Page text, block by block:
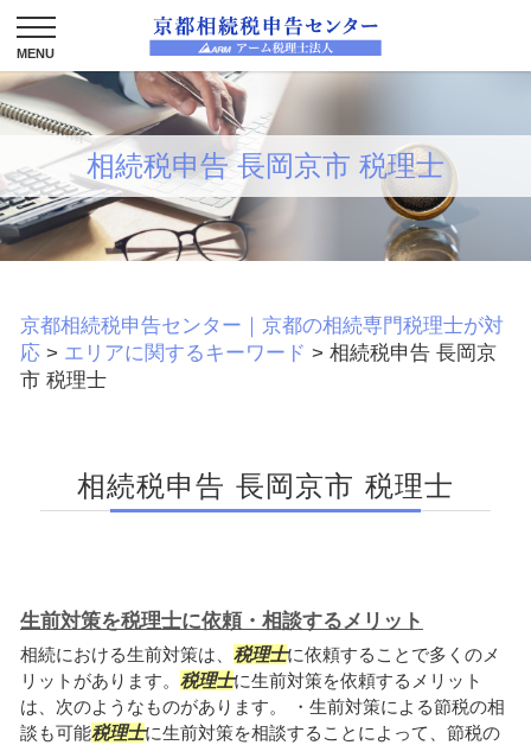
相続税申告 長岡京市 税理士
京都相続税申告センター｜京都の相続専門税理士が対
応 > エリアに関するキーワード > 相続税申告 長岡京
市 税理士
相続税申告 長岡京市 税理士
生前対策を税理士に依頼・相談するメリット
相続における生前対策は、 税理士に依頼することで多くのメ
リットがあります。 税理士に生前対策を依頼するメリット
は、次のようなものがあります。 ・生前対策による節税の相
談も可能税理士に生前対策を相談することによって、節税の